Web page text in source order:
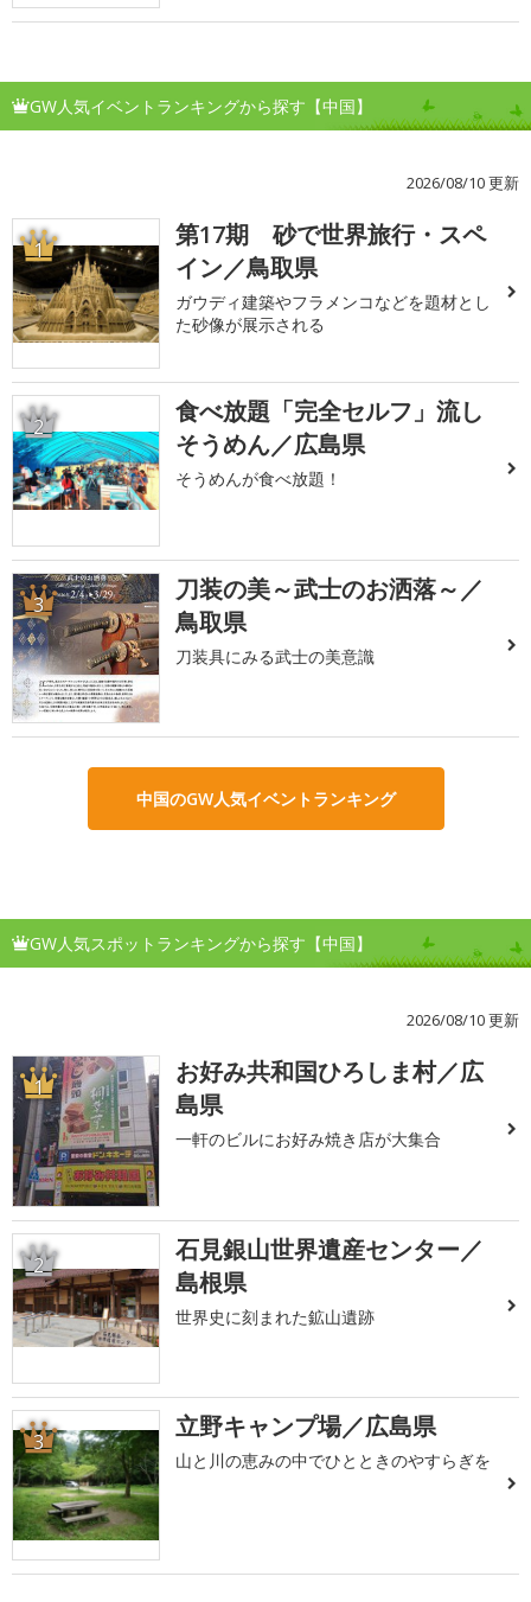
GW人気イベントランキングから探す【中国】
2026/08/10 更新
1
第17期 砂で世界旅行・スペ
イン／鳥取県
ガウディ建築やフラメンコなどを題材とし
た砂像が展示される
2
食べ放題「完全セルフ」流し
そうめん／広島県
そうめんが食べ放題！
3
刀装の美～武士のお洒落～／
鳥取県
刀装具にみる武士の美意識
中国のGW人気イベントランキング
GW人気スポットランキングから探す【中国】
2026/08/10 更新
1
お好み共和国ひろしま村／広
島県
一軒のビルにお好み焼き店が大集合
2
石見銀山世界遺産センター／
島根県
世界史に刻まれた鉱山遺跡
3 立野キャンプ場／広島県
山と川の恵みの中でひとときのやすらぎを